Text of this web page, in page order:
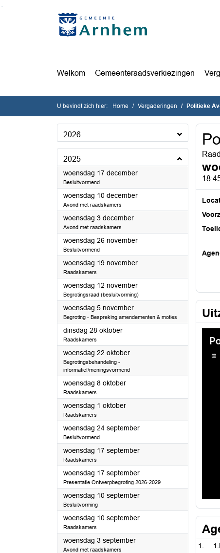
Ga naar de inhoud van deze pagina
Ga naar het zoeken
Ga naar het menu
Welkom Gemeenteraadsverkiezingen
U bevindt zich hier: Home Vergaderingen Politieke
2026
2025
woensdag 17 december2025
Besluitvormend
woensdag 10 december2025
Avond met raadskamers
woensdag 3 december2025
Avond met raadskamers
woensdag 26 november2025
Besluitvormend
woensdag 19 november2025
Raadskamers
woensdag 12 november2025
Begrotingsraad (besluitvorming)
woensdag 5 november2025
Begroting - Bespreking amendementen & moties
dinsdag 28 oktober2025
Raadskamers
woensdag 22 oktober2025
Begrotingsbehandeling -
informatief/meningsvormend
woensdag 8 oktober2025
Raadskamers
woensdag 1 oktober2025
Raadskamers
woensdag 24 september2025
Besluitvormend
woensdag 17 september2025
Raadskamers
woensdag 17 september2025
Presentatie Ontwerpbegroting 2026-2029
woensdag 10 september2025
Besluitvorming
woensdag 10 september2025
Raadskamers
woensdag 3 september2025
Avond met raadskamers